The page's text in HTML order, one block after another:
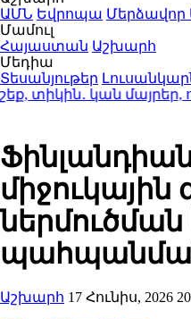
ԱՄՆ Եվրոպա Մերձավոր
Մամուլ
Հայաստան Աշխարհ
Մեդիա
Տեսանյութեր
կան մայրեր, որ
միջուկային
Աշխարհ 17 Հունիս, 2026